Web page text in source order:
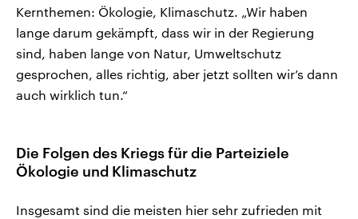
Kernthemen: Ökologie, Klimaschutz. „Wir haben
lange darum gekämpft, dass wir in der Regierung
sind, haben lange von Natur, Umweltschutz
gesprochen, alles richtig, aber jetzt sollten wir’s dann
auch wirklich tun.“
Die Folgen des Kriegs für die Parteiziele
Ökologie und Klimaschutz
Insgesamt sind die meisten hier sehr zufrieden mit